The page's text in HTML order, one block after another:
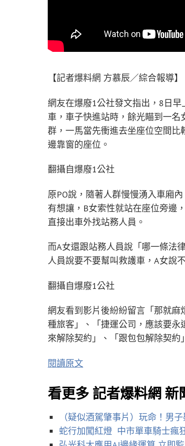
【記者爆料網 方慕辰／綜合報導】
網友在爆廢1公社發文指出，8日
車，車子快進站時，餘光瞄到一
群，一馬當先衝進去坐座位空間
邊靠窗的座位。
翻攝自爆廢1公社
原PO說，隨著人群慢慢湧入車廂
有想讓，B女索性就站在座位旁邊
直接出車外找站務人員。
而A女還跟站務人員說「哪一條法
人員說要不要幫叫救護車，A女說
翻攝自爆廢1公社
網友看到影片後紛紛留言「那就
種旅客」、「捷運公司，應該要
來解除契約」、「跟包包解除契約
閱讀原文
看更多 記者爆料網 新
（疑似酒駕肇事片）玩命！男
蛇行加闖紅燈 中市單車騎士瘋